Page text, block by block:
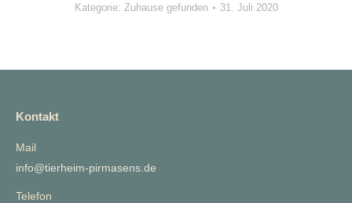
Kategorie: Zuhause gefunden 31. Juli 2020
Kontakt
Mail
info@tierheim-pirmasens.de
Telefon